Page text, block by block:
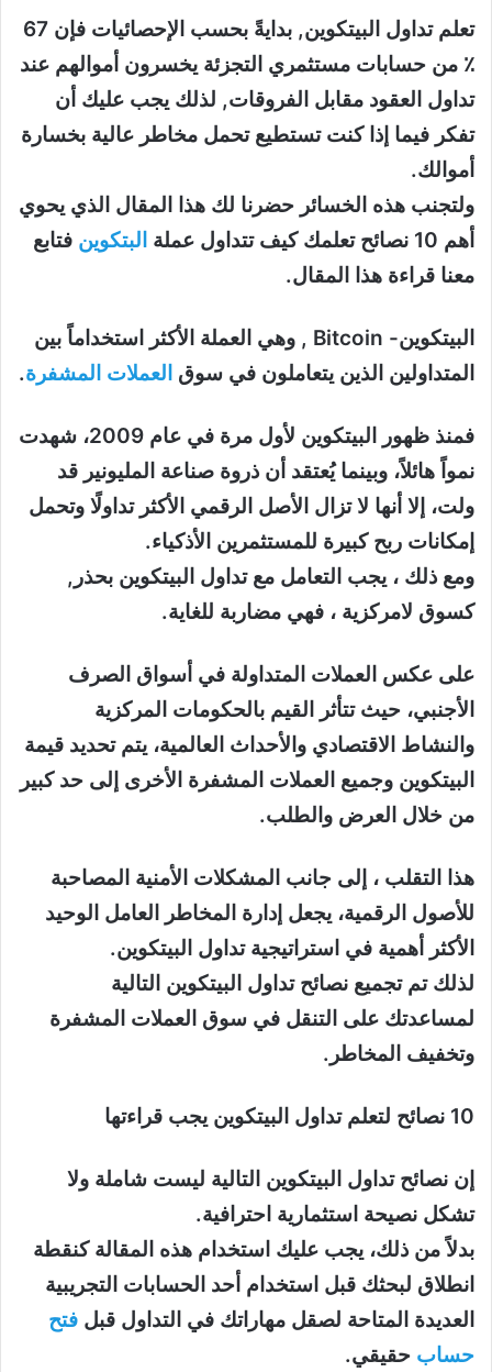
تعلم تداول البيتكوين, بدايةً بحسب الإحصائيات فإن 67
٪ من حسابات مستثمري التجزئة يخسرون أموالهم عند
تداول العقود مقابل الفروقات, لذلك يجب عليك أن
تفكر فيما إذا كنت تستطيع تحمل مخاطر عالية بخسارة
أموالك.
ولتجنب هذه الخسائر حضرنا لك هذا المقال الذي يحوي
أهم 10 نصائح تعلمك كيف تتداول عملة
البتكوين فتابع
معنا قراءة هذا المقال.
البيتكوين- Bitcoin , وهي العملة الأكثر استخداماً بين
المتداولين الذين يتعاملون في سوق العملات المشفرة.
فمنذ ظهور البيتكوين لأول مرة في عام 2009، شهدت
نمواً هائلاً، وبينما يُعتقد أن ذروة صناعة المليونير قد
ولت، إلا أنها لا تزال الأصل الرقمي الأكثر تداولًا وتحمل
إمكانات ربح كبيرة للمستثمرين الأذكياء.
ومع ذلك ، يجب التعامل مع تداول البيتكوين بحذر,
كسوق لامركزية ، فهي مضاربة للغاية.
على عكس العملات المتداولة في أسواق الصرف
الأجنبي، حيث تتأثر القيم بالحكومات المركزية
والنشاط الاقتصادي والأحداث العالمية، يتم تحديد قيمة
البيتكوين وجميع العملات المشفرة الأخرى إلى حد كبير
من خلال العرض والطلب.
هذا التقلب ، إلى جانب المشكلات الأمنية المصاحبة
للأصول الرقمية، يجعل إدارة المخاطر العامل الوحيد
الأكثر أهمية في استراتيجية تداول البيتكوين.
لذلك تم تجميع نصائح تداول البيتكوين التالية
لمساعدتك على التنقل في سوق العملات المشفرة
وتخفيف المخاطر.
10 نصائح لتعلم تداول البيتكوين يجب قراءتها
إن نصائح تداول البيتكوين التالية ليست شاملة ولا
تشكل نصيحة استثمارية احترافية.
بدلاً من ذلك، يجب عليك استخدام هذه المقالة كنقطة
انطلاق لبحثك قبل استخدام أحد الحسابات التجريبية
العديدة المتاحة لصقل مهاراتك في التداول قبل فتح
حساب حقيقي.